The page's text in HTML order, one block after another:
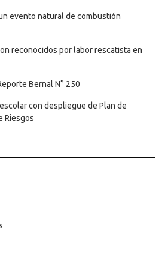
evento natural de combustión
reconocidos por labor rescatista en
Bernal N° 250
con despliegue de Plan de
Riesgos